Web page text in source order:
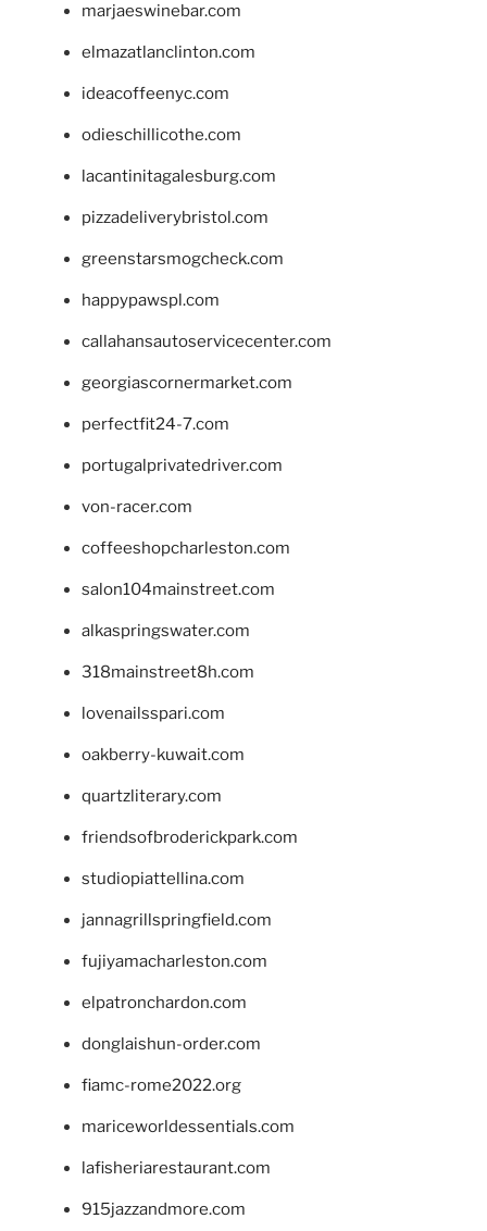
marjaeswinebar.com
elmazatlanclinton.com
ideacoffeenyc.com
odieschillicothe.com
lacantinitagalesburg.com
pizzadeliverybristol.com
greenstarsmogcheck.com
happypawspl.com
callahansautoservicecenter.com
georgiascornermarket.com
perfectfit24-7.com
portugalprivatedriver.com
von-racer.com
coffeeshopcharleston.com
salon104mainstreet.com
alkaspringswater.com
318mainstreet8h.com
lovenailsspari.com
oakberry-kuwait.com
quartzliterary.com
friendsofbroderickpark.com
studiopiattellina.com
jannagrillspringfield.com
fujiyamacharleston.com
elpatronchardon.com
donglaishun-order.com
fiamc-rome2022.org
mariceworldessentials.com
lafisheriarestaurant.com
915jazzandmore.com